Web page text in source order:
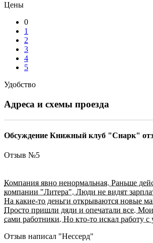
Цены
0
1
2
3
4
5
Удобство
Адреса и схемы проезда
Обсуждение Книжный клуб "Снарк"
Отзыв №5
Компания явно ненормальная. Раньше
компании "Литера". Люди не видят
На какие-то деньги открываются новые
Просто пришли дяди и опечатали все.
сами работники. Но кто-то искал работу
Отзыв написал "Нессерд"